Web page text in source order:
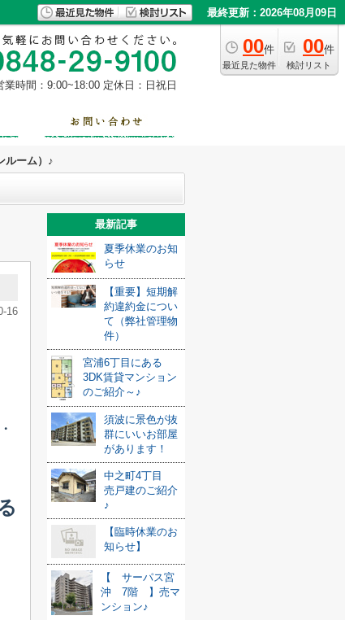
最終更新：2026年08月09日
00件
最近見た物件
00件
検討リスト
業時間：9:00~18:00 定休日：日祝日
ルーム）♪
16
・
最新記事
夏季休業のお知
らせ
【重要】短期解
約違約金につい
て（弊社管理物
件）
宮浦6丁目にある
3DK賃貸マンション
のご紹介～♪
須波に景色が抜
群にいいお部屋
があります！
中之町4丁目
売戸建のご紹介
♪
【臨時休業のお
知らせ】
【 サーパス宮
沖 7階 】売マ
ンション♪